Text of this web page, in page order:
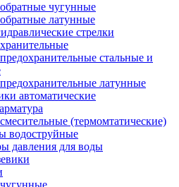
чугунные
латунные
стрелки
стальные и
латунные
автоматические
(термомтатические)
водоструйные
давления для воды